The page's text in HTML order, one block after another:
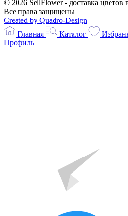
© 2026 SellFlower - доставка цветов
Все права защищены
Created by Quadro-Design
Главная
Каталог
Профиль